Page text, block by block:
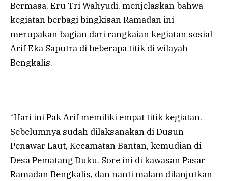
Bermasa, Eru Tri Wahyudi, menjelaskan bahwa
kegiatan berbagi bingkisan Ramadan ini
merupakan bagian dari rangkaian kegiatan sosial
Arif Eka Saputra di beberapa titik di wilayah
Bengkalis.
“Hari ini Pak Arif memiliki empat titik kegiatan.
Sebelumnya sudah dilaksanakan di Dusun
Penawar Laut, Kecamatan Bantan, kemudian di
Desa Pematang Duku. Sore ini di kawasan Pasar
Ramadan Bengkalis, dan nanti malam dilanjutkan